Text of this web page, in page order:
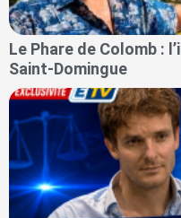
Le Phare de Colomb :
Saint-Domingue